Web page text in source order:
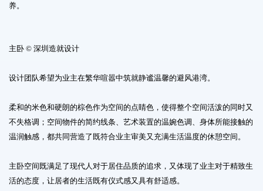
养。
主卧 © 深圳造就设计
设计团队希望为业主在繁华喧嚣中筑就静谧温馨的避风港湾。
柔和的米色和硬朗的棕色作为空间的点睛色，使得整个空间活泼的同时又
不失格调；空间物件的简约线条、艺术装置的温婉色调、身体所能接触的
温润触感，都共同营造了既符合业主审美又充满生活温度的休憩空间。
主卧空间既满足了现代人对于居住品质的追求，又体现了业主对于精致生
活的态度，让居者的生活既有仪式感又具有舒适感。